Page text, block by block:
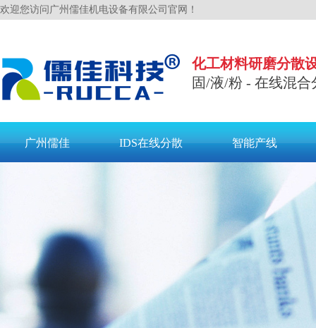
欢迎您访问广州儒佳机电设备有限公司官网！
化工材料研磨分
固/液/粉 - 在线混
广州儒佳 IDS在线分散 智能产线